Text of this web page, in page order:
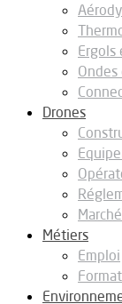
Ergols
Ondes
Drones
Métiers
Emploi